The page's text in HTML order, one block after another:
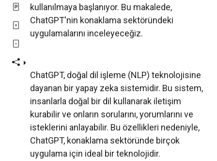
kullanılmaya başlanıyor. Bu makalede,
ChatGPT'nin konaklama sektöründeki
uygulamalarını inceleyeceğiz.
ChatGPT, doğal dil işleme (NLP) teknolojisine
dayanan bir yapay zeka sistemidir. Bu sistem,
insanlarla doğal bir dil kullanarak iletişim
kurabilir ve onların sorularını, yorumlarını ve
isteklerini anlayabilir. Bu özellikleri nedeniyle,
ChatGPT, konaklama sektöründe birçok
uygulama için ideal bir teknolojidir.